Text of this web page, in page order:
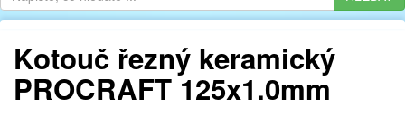
Kotouč řezný keramický
PROCRAFT 125x1.0mm